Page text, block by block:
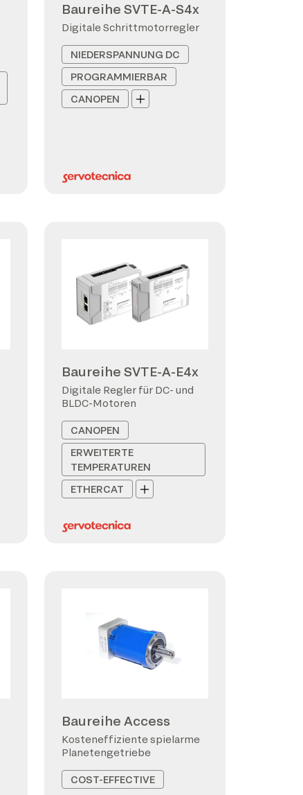
Baureihe SVTE-A-S4x
Digitale Schrittmotorregler
NIEDERSPANNUNG DC
PROGRAMMIERBAR
CANOPEN
Baureihe SVTE-A-E4x
Digitale Regler für DC- und
BLDC-Motoren
CANOPEN
ERWEITERTE
TEMPERATUREN
ETHERCAT
Baureihe Access
Kosteneffiziente spielarme
Planetengetriebe
COST-EFFECTIVE